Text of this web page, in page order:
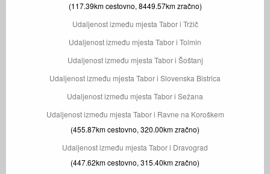
(117.39km cestovno, 8449.57km zračno)
Udaljenost između mjesta Tabor i Tržič
Udaljenost između mjesta Tabor i Tolmin
Udaljenost između mjesta Tabor i Šoštanj
Udaljenost između mjesta Tabor i Slovenska Bistrica
Udaljenost između mjesta Tabor i Sežana
Udaljenost između mjesta Tabor i Ravne na Koroškem
(455.87km cestovno, 320.00km zračno)
Udaljenost između mjesta Tabor i Dravograd
(447.62km cestovno, 315.40km zračno)